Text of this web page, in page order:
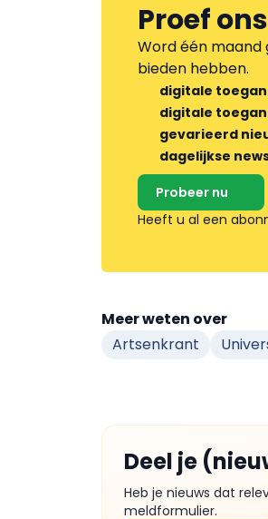
Proef ons
Word één maand
bieden hebben.
digitale
digitale
gevarieerd
dagelijkse
Probeer nu
Heeft u al een
Meer weten over
Artsenkrant
Deel je
Heb je nieuws dat
meldformulier.